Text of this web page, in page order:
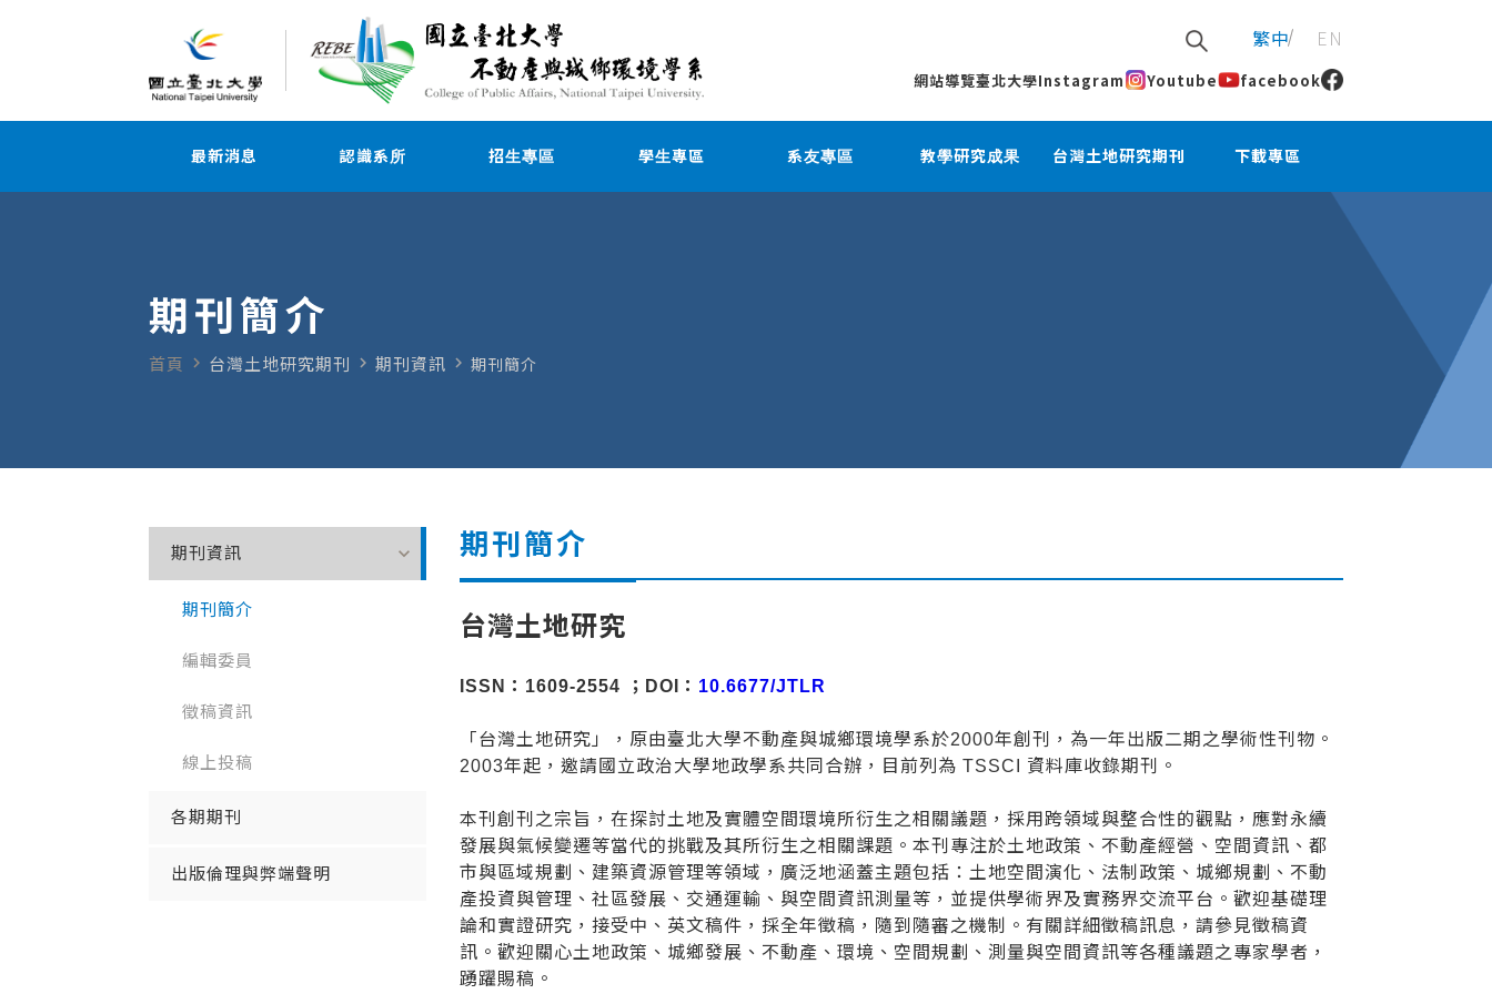
繁中 EN
網站導覽臺北大學Instagram Youtube facebook
最新消息 認識系所 招生專區 學生專區 系友專區 教學研究成果 台灣土地研究期刊 下載專區
期刊簡介
首頁 navigate_next 台灣土地研究期刊 navigate_next 期刊資訊 navigate_next 期刊簡介
期刊資訊 expand_more
期刊簡介
編輯委員
徵稿資訊
線上投稿
各期期刊
出版倫理與弊端聲明
期刊簡介
台灣土地研究
ISSN：1609-2554 ；DOI： 10.6677/JTLR
「台灣土地研究」，原由臺北大學不動產與城鄉環境學系於2000年創刊，為一年出版二期之學術性刊物。
2003年起，邀請國立政治大學地政學系共同合辦，目前列為 TSSCI 資料庫收錄期刊。
本刊創刊之宗旨，在探討土地及實體空間環境所衍生之相關議題，採用跨領域與整合性的觀點，應對永續
發展與氣候變遷等當代的挑戰及其所衍生之相關課題。本刊專注於土地政策、不動產經營、空間資訊、都
市與區域規劃、建築資源管理等領域，廣泛地涵蓋主題包括：土地空間演化、法制政策、城鄉規劃、不動
產投資與管理、社區發展、交通運輸、與空間資訊測量等，並提供學術界及實務界交流平台。歡迎基礎理
論和實證研究，接受中、英文稿件，採全年徵稿，隨到隨審之機制。有關詳細徵稿訊息，請參見徵稿資
訊。歡迎關心土地政策、城鄉發展、不動產、環境、空間規劃、測量與空間資訊等各種議題之專家學者，
踴躍賜稿。